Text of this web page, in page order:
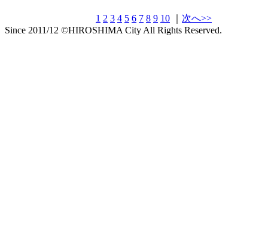
1 2 3 4 5 6 7 8 9 10
次へ>>
Since 2011/12 ©HIROSHIMA City All Rights Reserved.